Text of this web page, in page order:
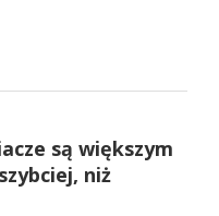
są większym
niż